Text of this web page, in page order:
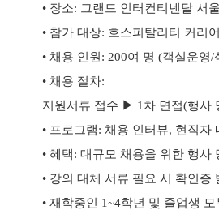
• 장소: 그랜드 인터컨티넨탈 서
• 참가 대상: 호스피탈리티 커리
• 채용 인원: 200여 명 (객실운
• 채용 절차:
지원서류 접수 ▶ 1차 면접(행사
• 프로그램: 채용 인터뷰, 현직
• 혜택: 대규모 채용을 위한 행
• 강의 대체 서류 필요 시 확인증
• 재학중인 1~4학년 및 졸업생